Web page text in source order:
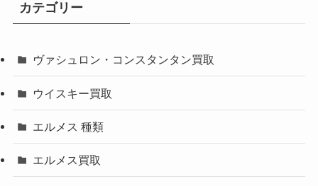
カテゴリー
ヴァシュロン・コンスタンタン買取
ウイスキー買取
エルメス 種類
エルメス買取